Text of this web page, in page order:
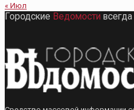
« Июл
Городские Ведомости